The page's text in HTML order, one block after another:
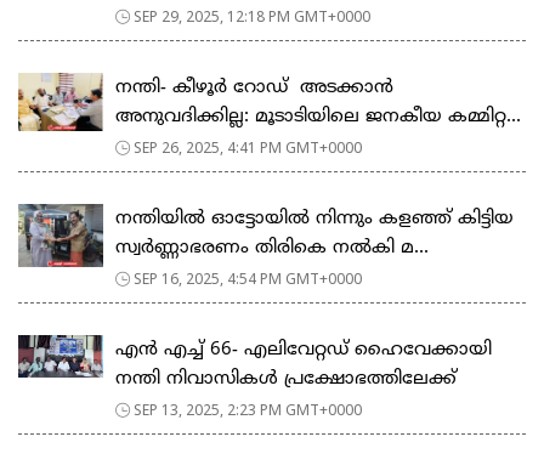
SEP 29, 2025, 12:18 PM GMT+0000
നന്തി- കീഴൂർ റോഡ് അടക്കാൻ
അനുവദിക്കില്ല: മൂടാടിയിലെ ജനകീയ കമ്മിറ്റ...
SEP 26, 2025, 4:41 PM GMT+0000
നന്തിയിൽ ഓട്ടോയിൽ നിന്നും കളഞ്ഞ് കിട്ടിയ
സ്വർണ്ണാഭരണം തിരികെ നൽകി മ...
SEP 16, 2025, 4:54 PM GMT+0000
എൻ എച്ച് 66- എലിവേറ്റഡ് ഹൈവേക്കായി
നന്തി നിവാസികൾ പ്രക്ഷോഭത്തിലേക്ക്
SEP 13, 2025, 2:23 PM GMT+0000